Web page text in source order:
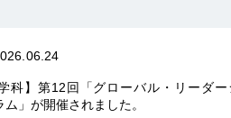
科】第12回「グローバル・リーダー
」が開催されました。